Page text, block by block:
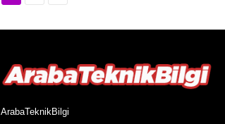
ArabaTeknikBilgi